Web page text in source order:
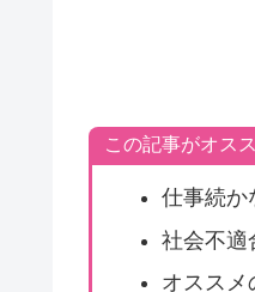
この記事がオス
仕事続か
社会不適
オススメ